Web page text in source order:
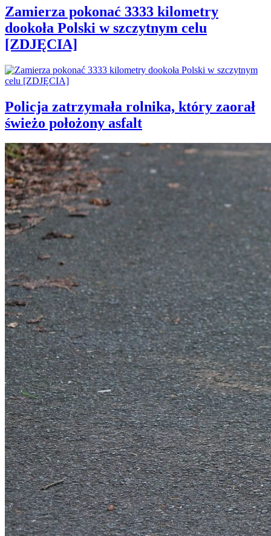
Zamierza pokonać 3333 kilometry
dookoła Polski w szczytnym celu
[ZDJĘCIA]
Policja zatrzymała rolnika, który zaorał
świeżo położony asfalt